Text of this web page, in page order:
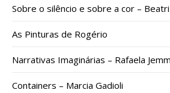
Sobre o silêncio e sobre a cor –
As Pinturas de Rogério
Narrativas Imaginárias – Rafaela
Containers – Marcia Gadioli